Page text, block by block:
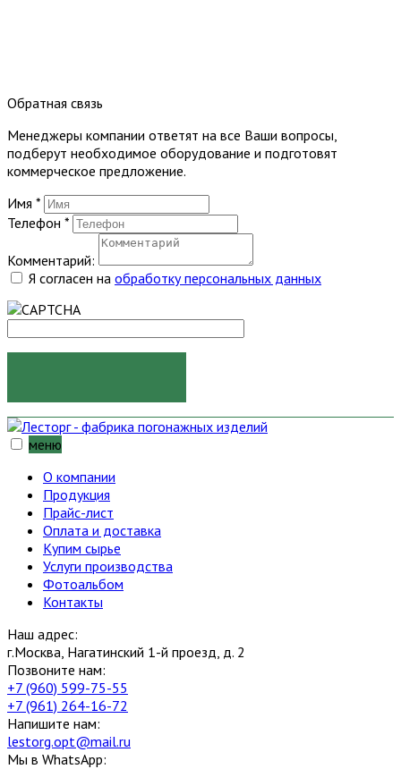
Обратная связь
Менеджеры компании ответят на все Ваши вопросы,
подберут необходимое оборудование и подготовят
коммерческое предложение.
Имя *
Телефон *
Комментарий:
Я согласен на обработку персональных данных
меню
О компании
Продукция
Прайс-лист
Оплата и доставка
Купим сырье
Услуги производства
Фотоальбом
Контакты
Наш адрес:
г.Москва, Нагатинский 1-й проезд, д. 2
Позвоните нам:
+7 (960) 599-75-55
+7 (961) 264-16-72
Напишите нам:
lestorg.opt@mail.ru
Мы в WhatsApp: